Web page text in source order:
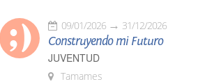
09/01/2026 31/12/2026
Construyendo mi Futuro
JUVENTUD
Tamames